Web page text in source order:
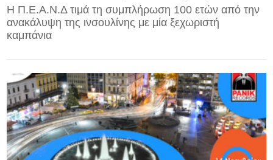
Η Π.Ε.Α.Ν.Δ τιμά τη συμπλήρωση 100 ετών από την
ανακάλυψη της ινσουλίνης με μία ξεχωριστή
καμπάνια